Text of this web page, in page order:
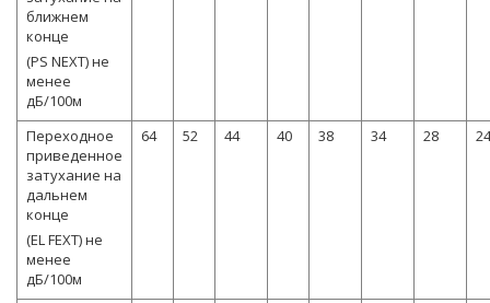
ближнем
конце
(PS NEXT) не
менее
дБ/100м
Переходное
приведенное
затухание на
дальнем
конце
(EL FEXT) не
менее
дБ/100м
64 52 44 40 38 34 28 24